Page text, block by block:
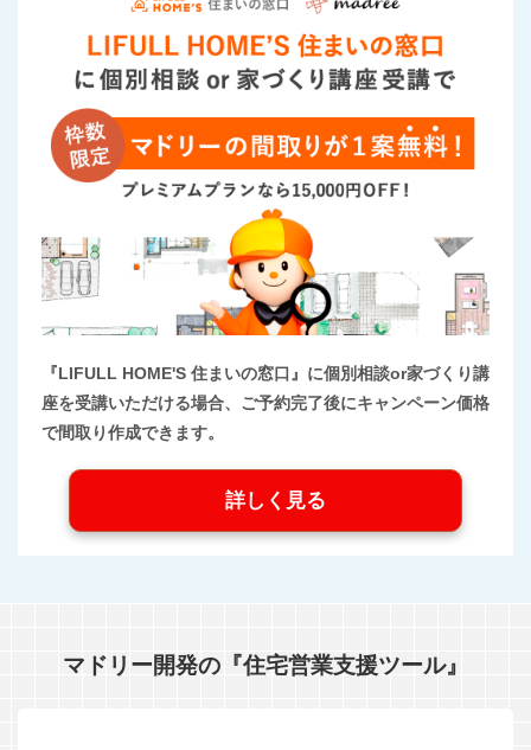
『LIFULL HOME'S 住まいの窓口』に個別相談or家づくり講
座を受講いただける場合、ご予約完了後にキャンペーン価格
で間取り作成できます。
詳しく見る
マドリー開発の『住宅営業支援ツール』